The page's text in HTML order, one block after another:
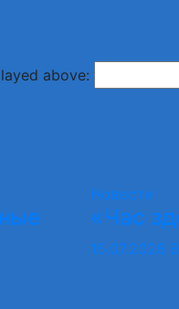
above:
Новости
«Час
15.07.2026